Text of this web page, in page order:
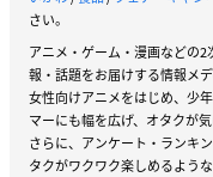
さい。
アニメ・ゲーム・漫画などの
報・話題をお届けする情報メデ
女性向けアニメをはじめ、少
マーにも幅を広げ、オタクが
さらに、アンケート・ランキ
タクがワクワク楽しめるよう